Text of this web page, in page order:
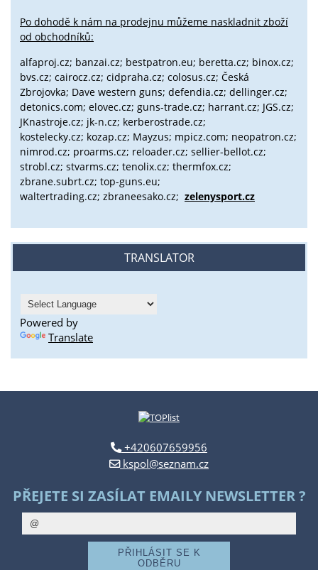
Po dohodě k nám na prodejnu můžeme naskladnit zboží
od obchodníků:
alfaproj.cz; banzai.cz; bestpatron.eu; beretta.cz; binox.cz;
bvs.cz; cairocz.cz; cidpraha.cz; colosus.cz; Česká
Zbrojovka; Dave western guns; defendia.cz; dellinger.cz;
detonics.com; elovec.cz; guns-trade.cz; harrant.cz; JGS.cz;
JKnastroje.cz; jk-n.cz; kerberostrade.cz;
kostelecky.cz; kozap.cz; Mayzus; mpicz.com; neopatron.cz;
nimrod.cz; proarms.cz; reloader.cz; sellier-bellot.cz;
strobl.cz; stvarms.cz; tenolix.cz; thermfox.cz;
zbrane.subrt.cz; top-guns.eu;
waltertrading.cz; zbraneesako.cz; zelenysport.cz
TRANSLATOR
Powered by
Translate
+420607659956
kspol@seznam.cz
PŘEJETE SI ZASÍLAT EMAILY NEWSLETTER ?